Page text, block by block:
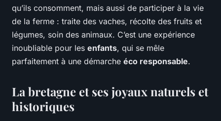
qu’ils consomment, mais aussi de participer à la vie
de la ferme : traite des vaches, récolte des fruits et
légumes, soin des animaux. C’est une expérience
inoubliable pour les enfants, qui se mêle
parfaitement à une démarche éco responsable.
La bretagne et ses joyaux naturels et
historiques